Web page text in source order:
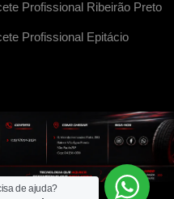
Profissional Ribeirão Preto
Profissional Epitácio
de ajuda?